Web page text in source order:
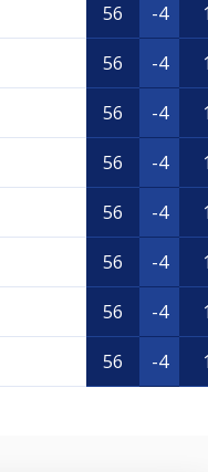
56 -4
56 -4
56 -4
56 -4
56 -4
56 -4
56 -4
56 -4